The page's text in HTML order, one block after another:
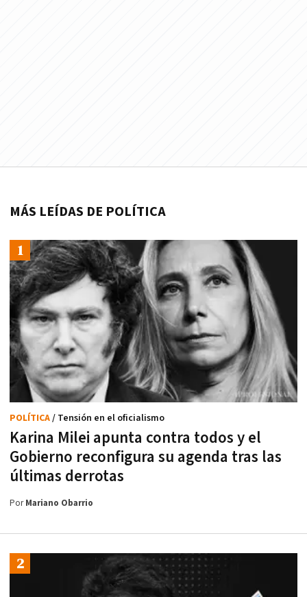
MÁS LEÍDAS DE POLÍTICA
Karina Milei apunta contra todos y el
Gobierno reconfigura su agenda tras las
últimas derrotas
POLÍTICA/ Tensión en el oficialismo
PorMariano Obarrio